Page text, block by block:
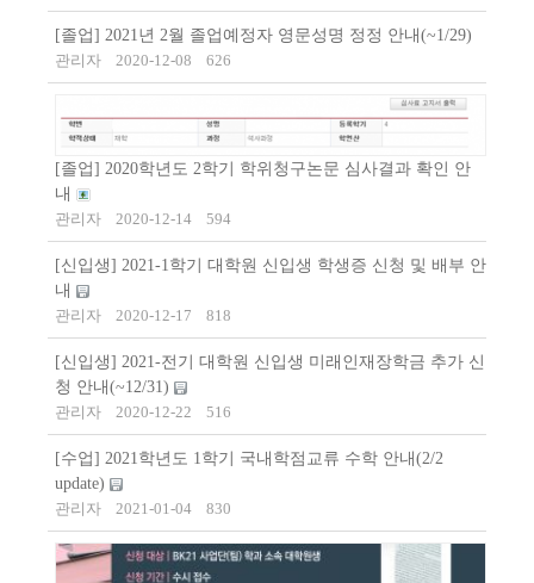
[졸업] 2021년 2월 졸업예정자 영문성명 정정 안내(~1/29)
관리자
2020-12-08 626
[졸업] 2020학년도 2학기 학위청구논문 심사결과 확인 안
내
관리자
2020-12-14 594
[신입생] 2021-1학기 대학원 신입생 학생증 신청 및 배부 안
내
관리자
2020-12-17 818
[신입생] 2021-전기 대학원 신입생 미래인재장학금 추가 신
청 안내(~12/31)
관리자
2020-12-22 516
[수업] 2021학년도 1학기 국내학점교류 수학 안내(2/2
update)
관리자
2021-01-04 830